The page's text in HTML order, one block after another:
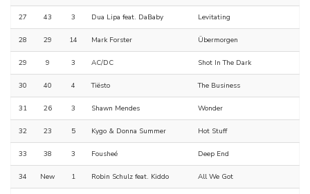
27 43 3 Dua Lipa feat. DaBaby Levitating
28 29 14 Mark Forster Übermorgen
29 9 3 AC/DC Shot In The Dark
30 40 4 Tiësto The Business
31 26 3 Shawn Mendes Wonder
32 23 5 Kygo & Donna Summer Hot Stuff
33 38 3 Fousheé Deep End
34 New 1 Robin Schulz feat. Kiddo All We Got